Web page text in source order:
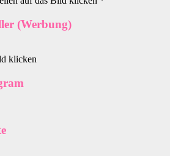
(Werbung)
klicken